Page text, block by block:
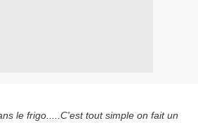
le frigo.....C'est tout simple on fait un